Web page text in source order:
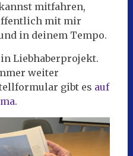
mitfahren,
mit mir
in deinem Tempo.
Liebhaberprojekt.
weiter
gibt es auf
.